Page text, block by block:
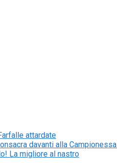
attardate
davanti alla
La migliore al nastro